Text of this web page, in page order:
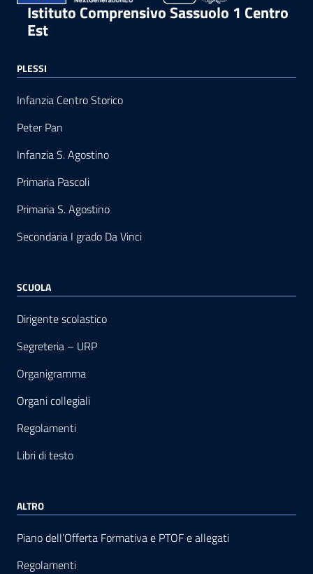
Istituto Comprensivo Sassuolo 1 Centro
Est
PLESSI
Infanzia Centro Storico
Peter Pan
Infanzia S. Agostino
Primaria Pascoli
Primaria S. Agostino
Secondaria I grado Da Vinci
SCUOLA
Dirigente scolastico
Segreteria – URP
Organigramma
Organi collegiali
Regolamenti
Libri di testo
ALTRO
Piano dell’Offerta Formativa e PTOF e allegati
Regolamenti